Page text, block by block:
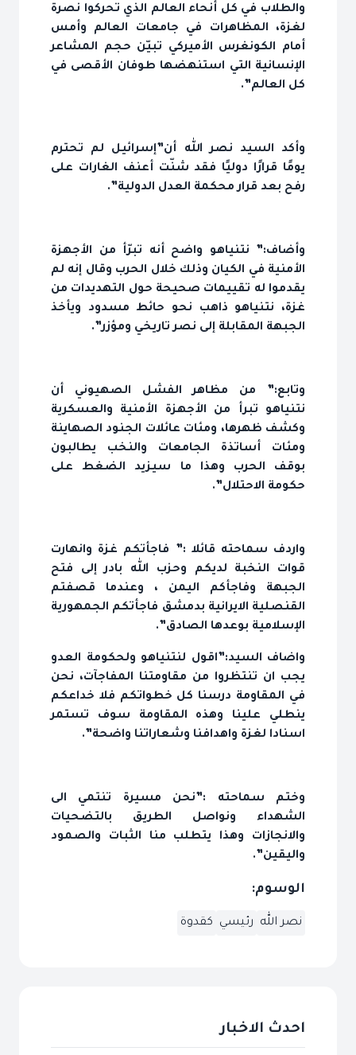
والطلاب في كل أنحاء العالم الذي تحركوا نصرة
لغزة، المظاهرات في جامعات العالم وأمس
أمام الكونغرس الأميركي تبيّن حجم المشاعر
الإنسانية التي استنهضها طوفان الأقصى في
كل العالم”.
وأكد السيد نصر الله أن”إسرائيل لم تحترم
يومًا قرارًا دوليًا فقد شنّت أعنف الغارات على
رفح بعد قرار محكمة العدل الدولية”.
وأضاف:” نتنياهو واضح أنه تبرّأ من الأجهزة
الأمنية في الكيان وذلك خلال الحرب وقال إنه لم
يقدموا له تقييمات صحيحة حول التهديدات من
غزة، نتنياهو ذاهب نحو حائط مسدود ويأخذ
الجبهة المقابلة إلى نصر تاريخي ومؤزر”.
وتابع:” من مظاهر الفشل الصهيوني أن
نتنياهو تبرأ من الأجهزة الأمنية والعسكرية
وكشف ظهرها، ومئات عائلات الجنود الصهاينة
ومئات أساتذة الجامعات والنخب يطالبون
بوقف الحرب وهذا ما سيزيد الضغط على
حكومة الاحتلال”.
واردف سماحته قائلا :” فاجأتكم غزة وانهارت
قوات النخبة لديكم وحزب الله بادر إلى فتح
الجبهة وفاجأكم اليمن ، وعندما قصفتم
القنصلية الايرانية بدمشق فاجأتكم الجمهورية
الإسلامية بوعدها الصادق”.
واضاف السيد:”اقول لنتنياهو ولحكومة العدو
يجب ان تنتظروا من مقاومتنا المفاجآت، نحن
في المقاومة درسنا كل خطواتكم فلا خداعكم
ينطلي علينا وهذه المقاومة سوف تستمر
اسنادا لغزة واهدافنا وشعاراتنا واضحة”.
وختم سماحته :”نحن مسيرة تنتمي الى
الشهداء ونواصل الطريق بالتضحيات
والانجازات وهذا يتطلب منا الثبات والصمود
واليقين”.
الوسوم:
نصر الله رئيسي كقدوة
احدث الاخبار